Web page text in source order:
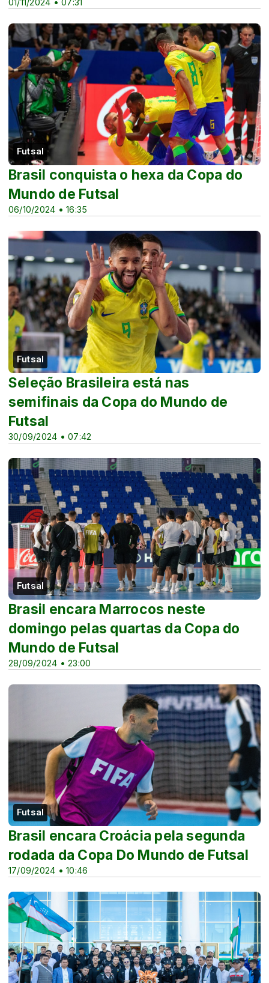
01/11/2024 • 07:31
Futsal
06/10/2024 • 16:35
Brasil conquista o hexa da Copa do
Mundo de Futsal
Futsal
30/09/2024 • 07:42
Seleção Brasileira está nas
semifinais da Copa do Mundo de
Futsal
Futsal
28/09/2024 • 23:00
Brasil encara Marrocos neste
domingo pelas quartas da Copa do
Mundo de Futsal
Futsal
17/09/2024 • 10:46
Brasil encara Croácia pela segunda
rodada da Copa Do Mundo de Futsal